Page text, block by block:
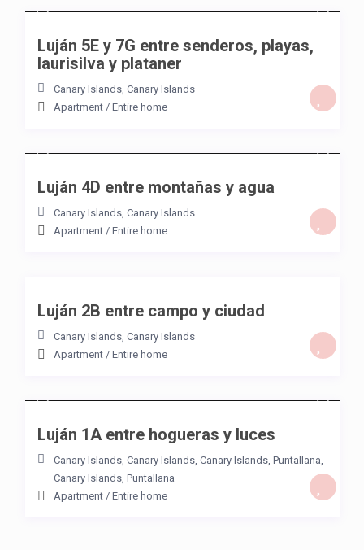
Luján 5E y 7G entre senderos, playas,
laurisilva y plataner
Canary Islands, Canary Islands
Apartment/ Entire home
Luján 4D entre montañas y agua
Canary Islands, Canary Islands
Apartment/ Entire home
Luján 2B entre campo y ciudad
Canary Islands, Canary Islands
Apartment/ Entire home
Luján 1A entre hogueras y luces
Canary Islands, Canary Islands, Canary Islands, Puntallana,
Canary Islands, Puntallana
Apartment/ Entire home